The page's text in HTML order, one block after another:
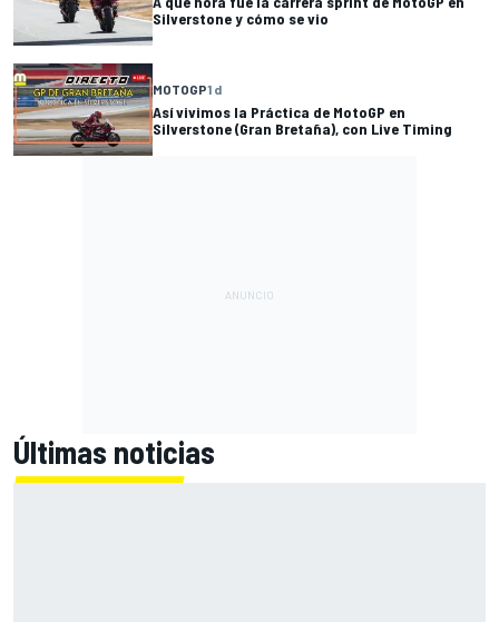
Silverstone y cómo se vio
MOTOGP1 d
Así vivimos la Práctica de MotoGP en
Silverstone (Gran Bretaña), con Live Timing
Últimas noticias